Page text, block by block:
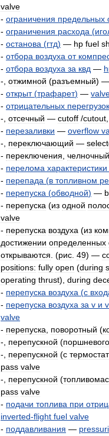
valve
- ограничения предельных
- ограничения расхода (
- останова (гтд) — hp fuel
- отбора воздуха от
- отбора воздуха за квд —
-, отжимной (разъемный) —
- открыт(трафарет) —
- отрицательных перегрузок
-, отсечный — cutoff /cutout
- перезаливки — overflow
-, переключающий —
- переключения челночный
- перелома характеристики
- перепада (в топливном
- перепуска (обводной) —
- перепуска (из одной
valve
- перепуска воздуха (из
достижении определенных
открываются . (рис 49) —
positions: fully open (during
operating thrust), during
- перепуска воздуха (с
- перепуска воздуха за v и
valve
- перепуска поворотный (
-, перепускной (поршневого
-, перепускной (с
pass valve
-, перепускной (
pass valve
- подачи топлива при
inverted-flight fuel valve
- поддавливания —